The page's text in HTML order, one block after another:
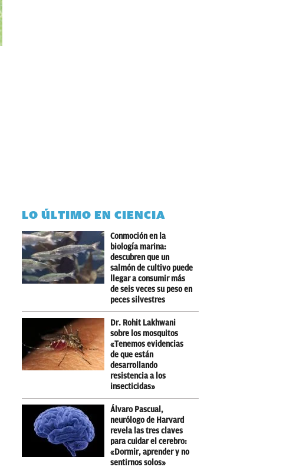
LO ÚLTIMO EN CIENCIA
Conmoción en la
biología marina:
descubren que un
salmón de cultivo puede
llegar a consumir más
de seis veces su peso en
peces silvestres
Dr. Rohit Lakhwani
sobre los mosquitos
«Tenemos evidencias
de que están
desarrollando
resistencia a los
insecticidas»
Álvaro Pascual,
neurólogo de Harvard
revela las tres claves
para cuidar el cerebro:
«Dormir, aprender y no
sentirnos solos»